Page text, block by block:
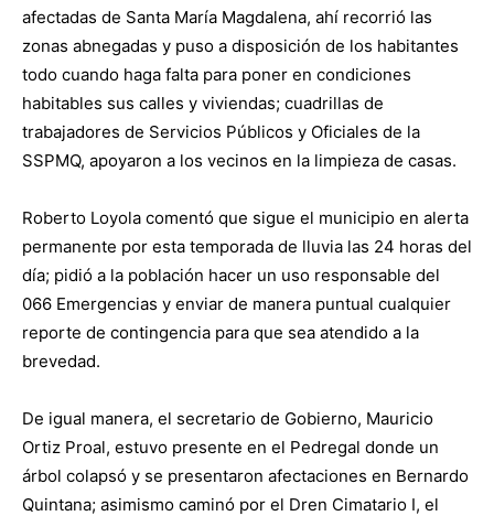
afectadas de Santa María Magdalena, ahí recorrió las
zonas abnegadas y puso a disposición de los habitantes
todo cuando haga falta para poner en condiciones
habitables sus calles y viviendas; cuadrillas de
trabajadores de Servicios Públicos y Oficiales de la
SSPMQ, apoyaron a los vecinos en la limpieza de casas.
Roberto Loyola comentó que sigue el municipio en alerta
permanente por esta temporada de lluvia las 24 horas del
día; pidió a la población hacer un uso responsable del
066 Emergencias y enviar de manera puntual cualquier
reporte de contingencia para que sea atendido a la
brevedad.
De igual manera, el secretario de Gobierno, Mauricio
Ortiz Proal, estuvo presente en el Pedregal donde un
árbol colapsó y se presentaron afectaciones en Bernardo
Quintana; asimismo caminó por el Dren Cimatario I, el